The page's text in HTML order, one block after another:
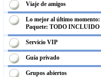
Viaje de amigos
Lo mejor al último momento:
Paquete: TODO INCLUIDO
Servicio VIP
Guía privado
Grupos abiertos